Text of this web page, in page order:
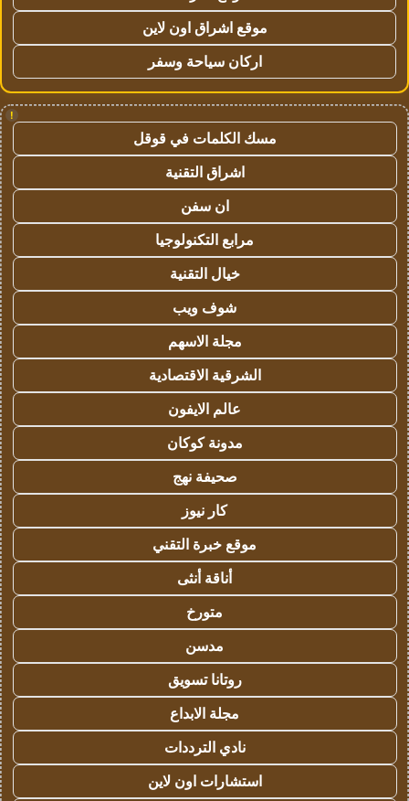
موقع اشراق اون لاين
اركان سياحة وسفر
!
مسك الكلمات في قوقل
اشراق التقنية
ان سفن
مرابع التكنولوجيا
خيال التقنية
شوف ويب
مجلة الاسهم
الشرقية الاقتصادية
عالم الايفون
مدونة كوكان
صحيفة نهج
كار نيوز
موقع خبرة التقني
أناقة أنثى
متورخ
مدسن
روتانا تسويق
مجلة الابداع
نادي الترددات
استشارات اون لاين